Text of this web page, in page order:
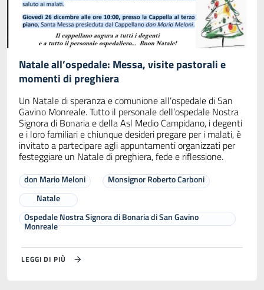
Natale all’ospedale: Messa, visite pastorali e
momenti di preghiera
Un Natale di speranza e comunione all’ospedale di San
Gavino Monreale. Tutto il personale dell’ospedale Nostra
Signora di Bonaria e della Asl Medio Campidano, i degenti
e i loro familiari e chiunque desideri pregare per i malati, è
invitato a partecipare agli appuntamenti organizzati per
festeggiare un Natale di preghiera, fede e riflessione.
don Mario Meloni
Monsignor Roberto Carboni
Natale
Ospedale Nostra Signora di Bonaria di San Gavino
Monreale
LEGGI DI PIÙ